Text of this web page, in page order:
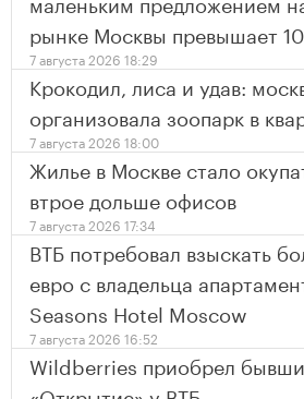
рынке Москвы превышает
7 августа 2026 18:29
Крокодил, лиса и удав:
организовала зоопарк в
7 августа 2026 18:00
Жилье в Москве стало
втрое дольше офисов
7 августа 2026 17:34
ВТБ потребовал взыскать
евро с владельца
Seasons Hotel Moscow
7 августа 2026 16:52
Wildberries приобрел